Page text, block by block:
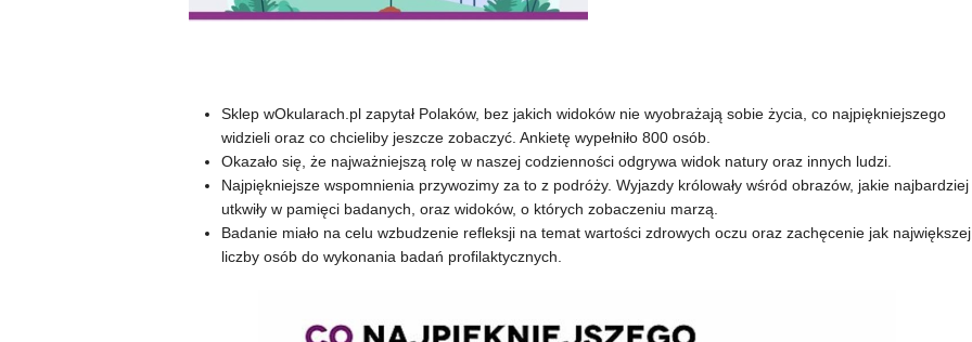
Sklep wOkularach.pl zapytał Polaków, bez jakich widoków nie wyobrażają sobie życia, co najpiękniejszego
widzieli oraz co chcieliby jeszcze zobaczyć. Ankietę wypełniło 800 osób.
Okazało się, że najważniejszą rolę w naszej codzienności odgrywa widok natury oraz innych ludzi.
Najpiękniejsze wspomnienia przywozimy za to z podróży. Wyjazdy królowały wśród obrazów, jakie najbardziej
utkwiły w pamięci badanych, oraz widoków, o których zobaczeniu marzą.
Badanie miało na celu wzbudzenie refleksji na temat wartości zdrowych oczu oraz zachęcenie jak największej
liczby osób do wykonania badań profilaktycznych.